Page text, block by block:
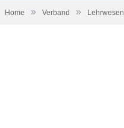
Home » Verband » Lehrwesen